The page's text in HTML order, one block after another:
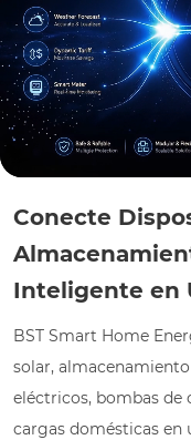
Conecte
Inteligente en
BST Smart Home
solar,
eléctricos, bombas de
cargas domésticas